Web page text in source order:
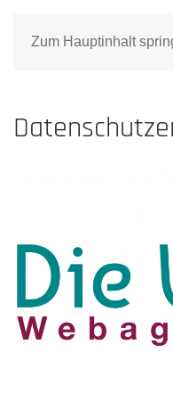
Zum Hauptinhalt
Die